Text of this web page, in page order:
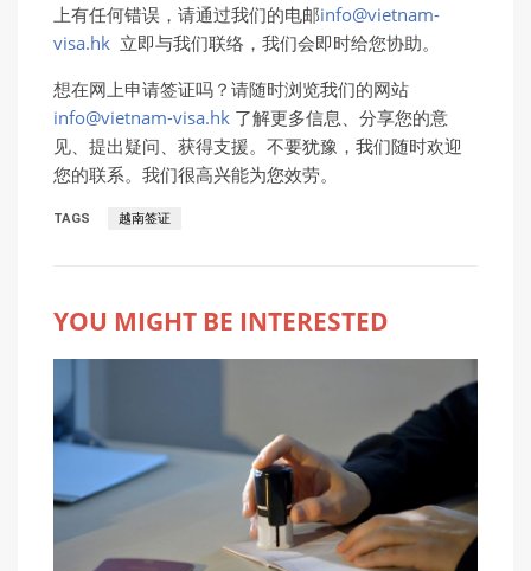
上有任何错误，请通过我们的电邮info@vietnam-
visa.hk 立即与我们联络，我们会即时给您协助。
想在网上申请签证吗？请随时浏览我们的网站
info@vietnam-visa.hk 了解更多信息、分享您的意
见、提出疑问、获得支援。不要犹豫，我们随时欢迎
您的联系。我们很高兴能为您效劳。
TAGS 越南签证
YOU MIGHT BE INTERESTED